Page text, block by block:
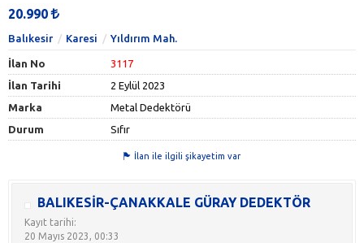
20.990
Balıkesir Karesi Yıldırım Mah.
İlan No
3117
İlan Tarihi
2 Eylül 2023
Marka
Metal Dedektörü
Durum
Sıfır
İlan ile ilgili şikayetim var
BALIKESİR-ÇANAKKALE GÜRAY DEDEKTÖR
Kayıt tarihi:
20 Mayıs 2023, 00:33